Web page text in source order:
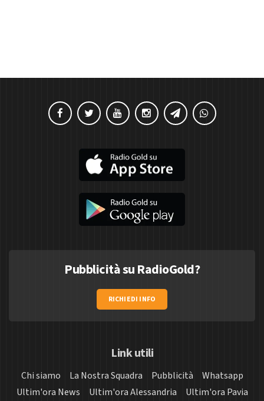
Pubblicità su RadioGold?
RICHIEDI INFO
Link utili
Chi siamo La Nostra Squadra Pubblicità
Whatsapp
Ultim'ora News
Ultim'ora Alessandria
Ultim'ora Pavia